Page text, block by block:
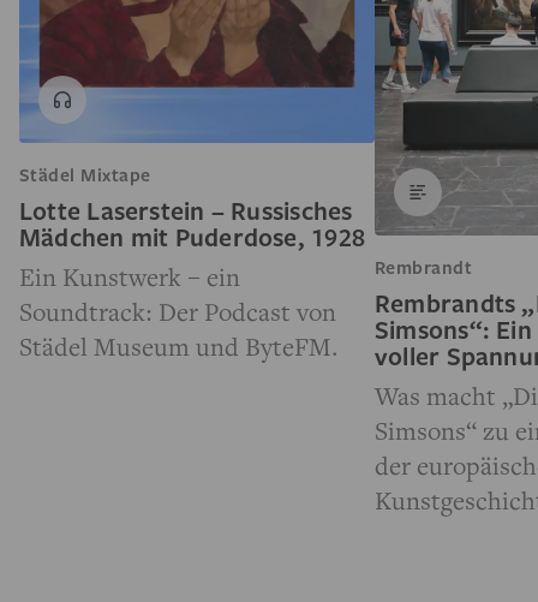
Städel Mixtape
Lotte Laserstein – Russisches
Mädchen mit Puderdose, 1928
Ein Kunstwerk – ein
Soundtrack: Der Podcast von
Städel Museum und ByteFM.
Rembrandt
Rembrandts
Simsons“:
voller
Was macht
Simsons“ zu
der